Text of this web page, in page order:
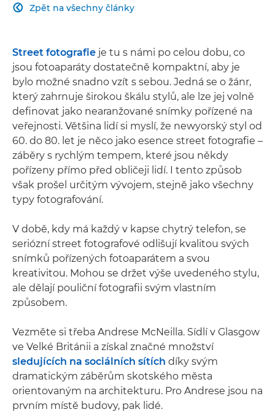
Zpět na všechny články

Street fotografie je tu s námi po celou dobu, co
jsou fotoaparáty dostatečně kompaktní, aby je
bylo možné snadno vzít s sebou. Jedná se o žánr,
který zahrnuje širokou škálu stylů, ale lze jej volně
definovat jako nearanžované snímky pořízené na
veřejnosti. Většina lidí si myslí, že newyorský styl od
60. do 80. let je něco jako esence street fotografie –
záběry s rychlým tempem, které jsou někdy
pořízeny přímo před obličeji lidí. I tento způsob
však prošel určitým vývojem, stejně jako všechny
typy fotografování.
V době, kdy má každý v kapse chytrý telefon, se
seriózní street fotografové odlišují kvalitou svých
snímků pořízených fotoaparátem a svou
kreativitou. Mohou se držet výše uvedeného stylu,
ale dělají pouliční fotografii svým vlastním
způsobem.
Vezměte si třeba Andrese McNeilla. Sídlí v Glasgow
ve Velké Británii a získal značné množství
sledujících na sociálních sítích díky svým
dramatickým záběrům skotského města
orientovaným na architekturu. Pro Andrese jsou na
prvním místě budovy, pak lidé.